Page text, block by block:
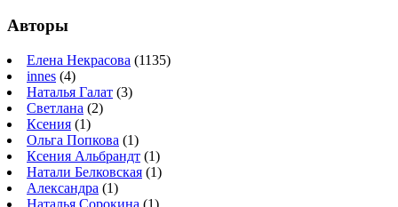
Авторы
Елена Некрасова (1135)
innes (4)
Наталья Галат (3)
Светлана (2)
Ксения (1)
Ольга Попкова (1)
Ксения Альбрандт (1)
Натали Белковская (1)
Александра (1)
Наталья Сорокина (1)